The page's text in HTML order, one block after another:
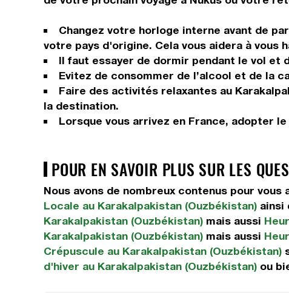
Changez votre horloge interne avant de
votre pays d'origine. Cela vous aidera à vous
Il faut essayer de dormir pendant le vol et
Evitez de consommer de l’alcool et de la
Faire des activités relaxantes au
la destination.
Lorsque vous arrivez en France, adopter
POUR EN SAVOIR PLUS SUR LES
Nous avons de nombreux contenus pour
Locale au Karakalpakistan (Ouzbékistan) ainsi
Karakalpakistan (Ouzbékistan) mais aussi
Karakalpakistan (Ouzbékistan) mais aussi
Crépuscule au Karakalpakistan (Ouzbékistan)
d'hiver au Karakalpakistan (Ouzbékistan) ou